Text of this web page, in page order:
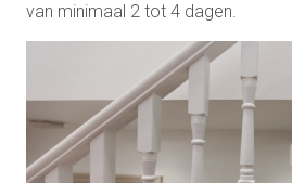
van minimaal 2 tot 4 dagen.